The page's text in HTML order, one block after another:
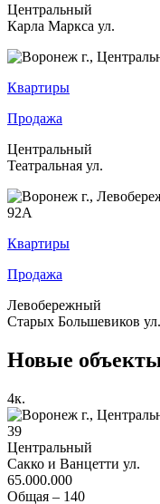
Центральный
Карла Маркса ул.
Квартиры
Продажа
Центральный
Театральная ул.
Квартиры
Продажа
Левобережный
Старых Большевиков ул.
Новые
4к.
39
Центральный
Сакко и Ванцетти ул.
65.000.000
Общая – 140